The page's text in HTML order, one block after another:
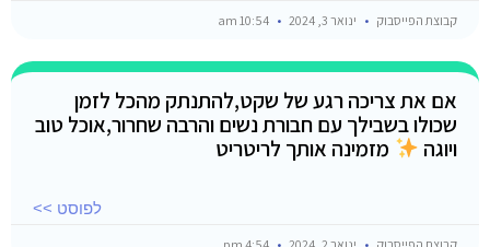
קבוצת הפייסבוק ינואר 3, 2024
אם את צריכה רגע של שקט,להתנתק מהכל לזמן
שכולו בשבילך עם חבורת נשים והרבה שחרור,אוכל טוב
ויוגה
מזמינה אותך לריטריט
לפוסט >>